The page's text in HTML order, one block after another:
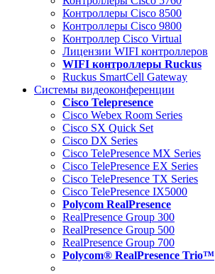
Контроллеры Cisco 8500
Контроллеры Cisco 9800
Контроллер Cisco Virtual
Лицензии WIFI контроллеров
WIFI контроллеры Ruckus
Ruckus SmartCell Gateway
Системы видеоконференции
Cisco Telepresence
Cisco Webex Room Series
Cisco SX Quick Set
Cisco DX Series
Cisco TelePresence MX Series
Cisco TelePresence EX Series
Cisco TelePresence TX Series
Cisco TelePresence IX5000
Polycom RealPresence
RealPresence Group 300
RealPresence Group 500
RealPresence Group 700
Polycom® RealPresence Trio™